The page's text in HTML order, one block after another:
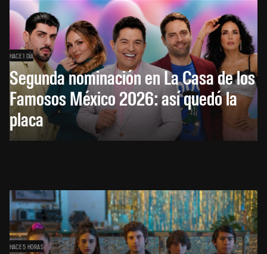
HACE 1 DÍA
Segunda nominación en La Casa de los
Famosos México 2026: así quedó la
placa
HACE 5 HORAS